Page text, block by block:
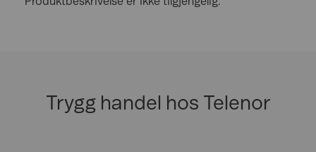
Trygg handel hos Telenor